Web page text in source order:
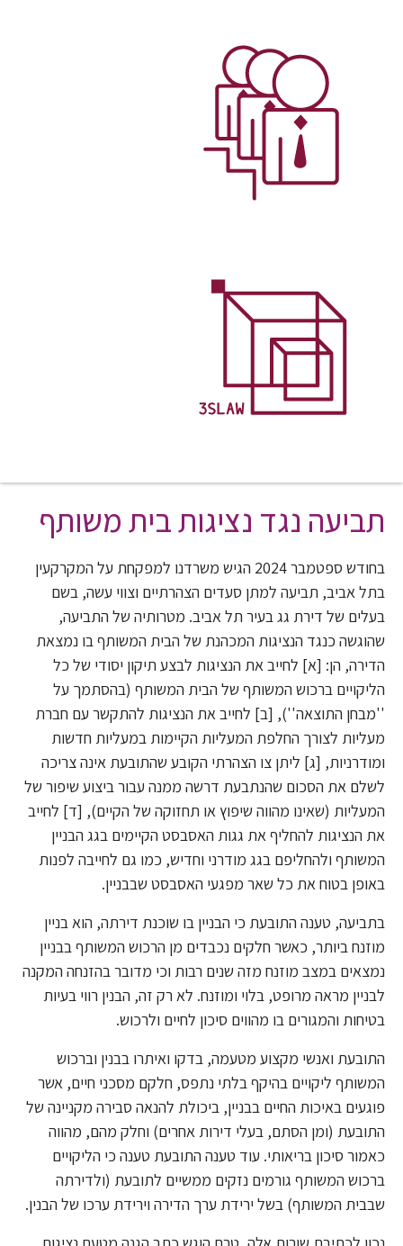
תחומי התמחות
שירותים משפטיים איכותיים בכל
היבטי תחום הנדל"ן והתכנון הבניה,
המותאמים אישית על פי צרכיו
האינדיבידואליים של כל לקוח
עורכי הדין
עורכי דין מנוסים בעלי רקע מקצועי
מגוון ועשיר, המחזיקים בגישה
פרי חבירתם של עורכי דין בעלי
ניסיון ייחודי ומגוון בכל תחומי
המקרקעין בישראל
תביעה נגד נציגות בית משותף
בחודש ספטמבר 2024 הגיש משרדנו למפקחת על המקרקעין
בתל אביב, תביעה למתן סעדים הצהרתיים וצווי עשה, בשם
בעלים של דירת גג בעיר תל אביב. מטרותיה של התביעה,
שהוגשה כנגד הנציגות המכהנת של הבית המשותף בו נמצאת
הדירה, הן: [א] לחייב את הנציגות לבצע תיקון יסודי של כל
הליקויים ברכוש המשותף של הבית המשותף (בהסתמך על
''מבחן התוצאה''), [ב] לחייב את הנציגות להתקשר עם חברת
מעליות לצורך החלפת המעליות הקיימות במעליות חדשות
ומודרניות, [ג] ליתן צו הצהרתי הקובע שהתובעת אינה צריכה
לשלם את הסכום שהנתבעת דרשה ממנה עבור ביצוע שיפור של
המעליות (שאינו מהווה שיפוץ או תחזוקה של הקיים), [ד] לחייב
את הנציגות להחליף את גגות האסבסט הקיימים בגג הבניין
המשותף ולהחליפם בגג מודרני וחדיש, כמו גם לחייבה לפנות
באופן בטוח את כל שאר מפגעי האסבסט שבבניין.
בתביעה, טענה התובעת כי הבניין בו שוכנת דירתה, הוא בניין
מוזנח ביותר, כאשר חלקים נכבדים מן הרכוש המשותף בבניין
נמצאים במצב מוזנח מזה שנים רבות וכי מדובר בהזנחה המקנה
לבניין מראה מרופט, בלוי ומוזנח. לא רק זה, הבנין רווי בעיות
בטיחות והמגורים בו מהווים סיכון לחיים ולרכוש.
התובעת ואנשי מקצוע מטעמה, בדקו ואיתרו בבנין וברכוש
המשותף ליקויים בהיקף בלתי נתפס, חלקם מסכני חיים, אשר
פוגעים באיכות החיים בבניין, ביכולת להנאה סבירה מקניינה של
התובעת (ומן הסתם, בעלי דירות אחרים) וחלק מהם, מהווה
כאמור סיכון בריאותי. עוד טענה התובעת טענה כי הליקויים
ברכוש המשותף גורמים נזקים ממשיים לתובעת (ולדירתה
שבבית המשותף) בשל ירידת ערך הדירה וירידת ערכו של הבנין.